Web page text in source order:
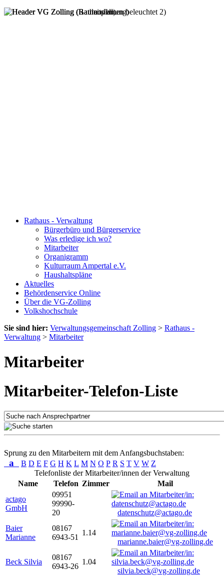
Rathaus - Verwaltung
Bürgerbüro und Bürgerservice
Was erledige ich wo?
Mitarbeiter
Organigramm
Kulturraum Ampertal e.V.
Haushaltspläne
Aktuelles
Behördenservice Online
Über die VG-Zolling
Volkshochschule
Sie sind hier: Verwaltungsgemeinschaft Zolling > Rathaus -
Verwaltung > Mitarbeiter
Mitarbeiter
Mitarbeiter-Telefon-Liste
Sprung zu den Mitarbeitern mit dem Anfangsbuchstaben:
a B D E F G H K L M N O P R S T V W Z
Telefonliste der Mitarbeiter/innen der Verwaltung
Name
Telefon Zimmer
Mail
actago
GmbH
09951
99990-
20
datenschutz@actago.de
Baier
Marianne
08167
6943-51
1.14
marianne.baier@vg-zolling.de
Beck Silvia
08167
6943-26
1.04
silvia.beck@vg-zolling.de